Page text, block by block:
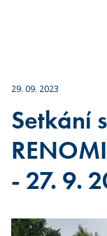
29. 09. 2023
Setkání
- 27. 9.